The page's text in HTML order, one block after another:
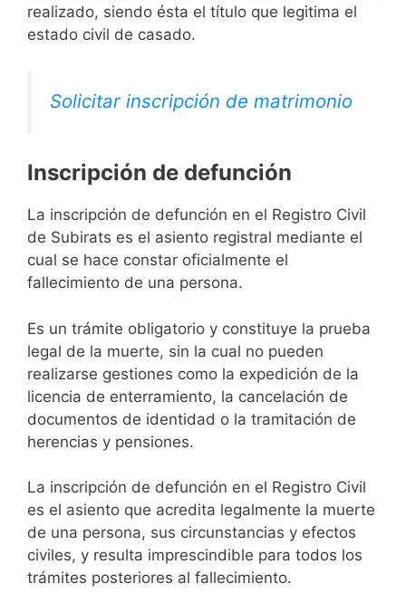
realizado, siendo ésta el título que legitima el
estado civil de casado.
Solicitar inscripción de matrimonio
Inscripción de defunción
La inscripción de defunción en el Registro Civil
de Subirats es el asiento registral mediante el
cual se hace constar oficialmente el
fallecimiento de una persona.
Es un trámite obligatorio y constituye la prueba
legal de la muerte, sin la cual no pueden
realizarse gestiones como la expedición de la
licencia de enterramiento, la cancelación de
documentos de identidad o la tramitación de
herencias y pensiones.
La inscripción de defunción en el Registro Civil
es el asiento que acredita legalmente la muerte
de una persona, sus circunstancias y efectos
civiles, y resulta imprescindible para todos los
trámites posteriores al fallecimiento.